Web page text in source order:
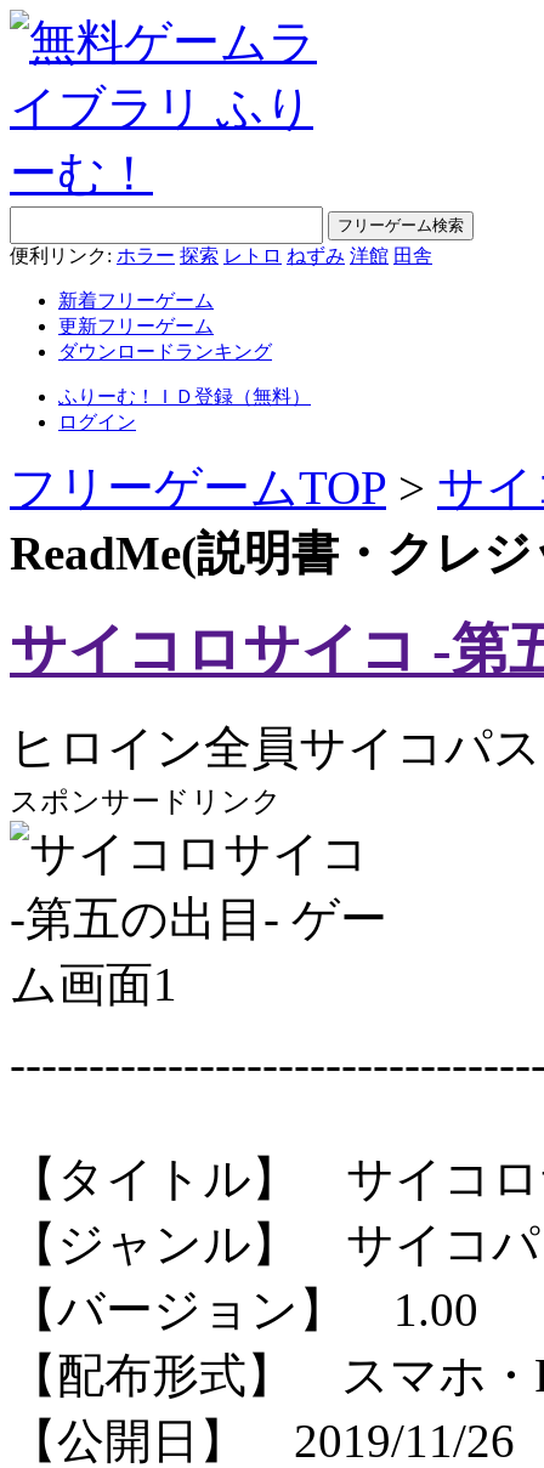
便利リンク: ホラー 探索 レトロ ねずみ 洋館 田舎
新着フリーゲーム
更新フリーゲーム
ダウンロードランキング
ふりーむ！ＩＤ登録（無料）
ログイン
フリーゲームTOP > サ
ReadMe(説明書・クレ
サイコロサイコ -第
ヒロイン全員サイコパ
スポンサードリンク
【タイトル】 サイコ
【ジャンル】 サイコ
【バージョン】 1.00
【配布形式】 スマホ
【公開日】 2019/11/26